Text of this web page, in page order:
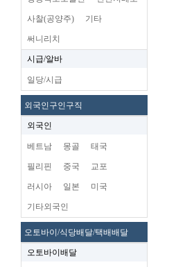
사찰(공양주) 기타
써니리치
시급/알바
일당/시급
외국인구인구직
외국인
베트남 몽골 태국
필리핀 중국 교포
러시아 일본 미국
기타외국인
오토바이/식당배달/택배배달
오토바이배달